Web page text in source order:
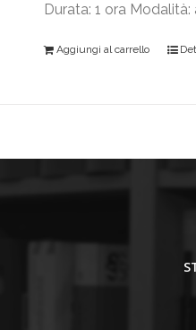
Durata: 1 ora
Aggiungi al carrello